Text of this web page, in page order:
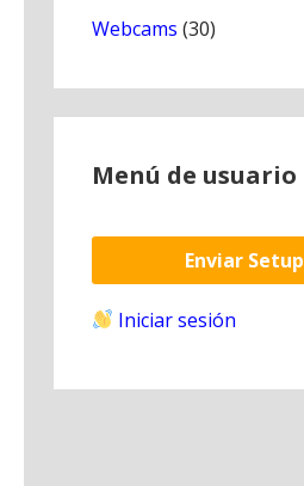
Webcams (30)
Menú de usuario
Enviar Setup
Iniciar sesión